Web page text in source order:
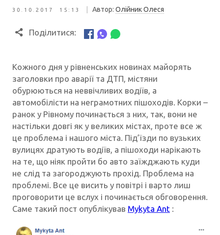
30.10.2017 15:13 Автор: Олійник Олеся
Поділитися:
Кожного дня у рівненських новинах майорять
заголовки про аварії та ДТП, містяни
обурюються на неввічливих водіїв, а
автомобілісти на неграмотних пішоходів. Корки –
ранок у Рівному починається з них, так, вони не
настільки довгі як у великих містах, проте все ж
це проблема і нашого міста. Під’їзди по вузьких
вулицях дратують водіїв, а пішоходи нарікають
на те, що ніяк пройти бо авто заїжджають куди
не слід та загороджують прохід. Проблема на
проблемі. Все це висить у повітрі і варто лиш
проговорити це вслух і починається обговорення.
Саме такий пост опублікував Mykyta Ant :